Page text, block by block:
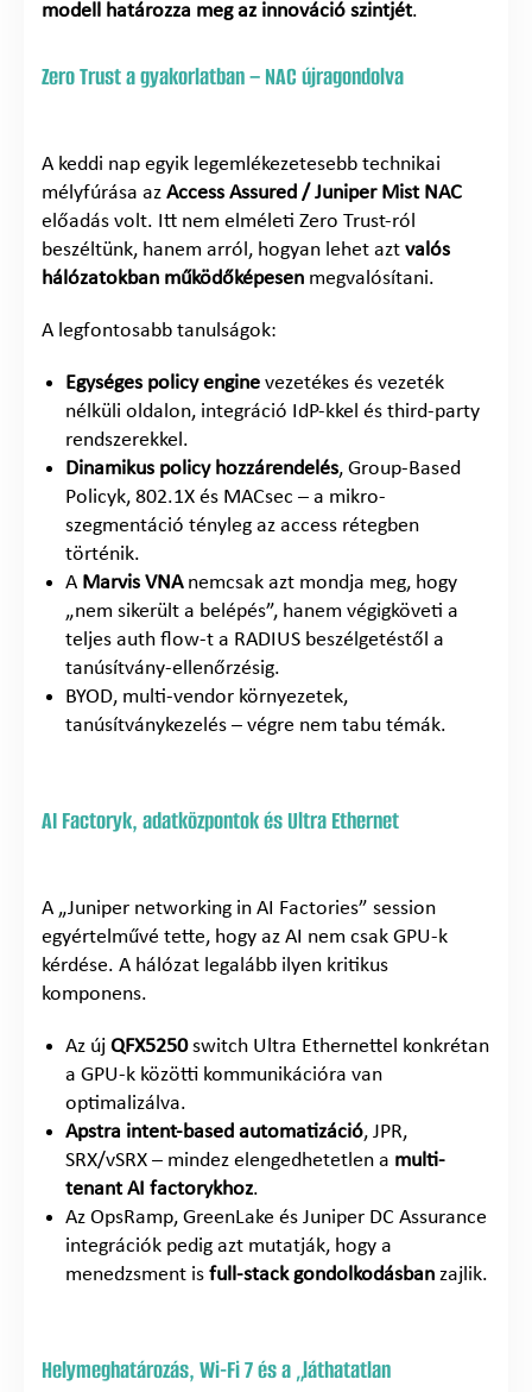
modell határozza meg az innováció szintjét.
Zero Trust a gyakorlatban – NAC újragondolva
A keddi nap egyik legemlékezetesebb technikai
mélyfúrása az Access Assured / Juniper Mist NAC
előadás volt. Itt nem elméleti Zero Trust-ról
beszéltünk, hanem arról, hogyan lehet azt valós
hálózatokban működőképesen megvalósítani.
A legfontosabb tanulságok:
Egységes policy engine vezetékes és vezeték
nélküli oldalon, integráció IdP-kkel és third-party
rendszerekkel.
Dinamikus policy hozzárendelés, Group-Based
Policyk, 802.1X és MACsec – a mikro-
szegmentáció tényleg az access rétegben
történik.
A Marvis VNAnemcsak azt mondja meg, hogy
„nem sikerült a belépés”, hanem végigköveti a
teljes auth flow-t a RADIUS beszélgetéstől a
tanúsítvány-ellenőrzésig.
BYOD, multi-vendor környezetek,
tanúsítványkezelés – végre nem tabu témák.
AI Factoryk, adatközpontok és Ultra Ethernet
A „Juniper networking in AI Factories” session
egyértelművé tette, hogy az AI nem csak GPU-k
kérdése. A hálózat legalább ilyen kritikus
komponens.
Az új QFX5250switch Ultra Ethernettel konkrétan
a GPU-k közötti kommunikációra van
optimalizálva.
Apstra intent-based automatizáció, JPR,
SRX/vSRX – mindez elengedhetetlen a multi-
tenant AI factorykhoz.
Az OpsRamp, GreenLake és Juniper DC Assurance
integrációk pedig azt mutatják, hogy a
menedzsment is full-stack gondolkodásban zajlik.
Helymeghatározás, Wi-Fi 7 és a „láthatatlan